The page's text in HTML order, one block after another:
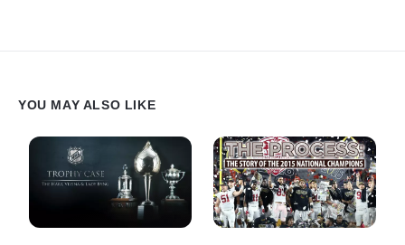
YOU MAY ALSO LIKE